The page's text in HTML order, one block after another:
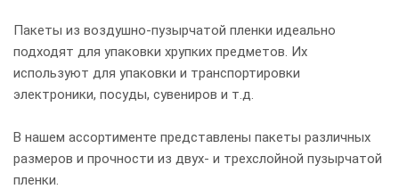
Пакеты из воздушно-пузырчатой пленки идеально
подходят для упаковки хрупких предметов. Их
используют для упаковки и транспортировки
электроники, посуды, сувениров и т.д.
В нашем ассортименте представлены пакеты различных
размеров и прочности из двух- и трехслойной пузырчатой
пленки.